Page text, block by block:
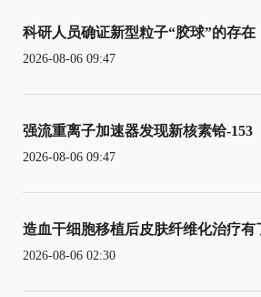
科研人员确证新型粒子“胶球”的存在
2026-08-06 09:47
强流重离子加速器发现新核素铪-153
2026-08-06 09:47
造血干细胞移植后皮肤纤维化治疗有
2026-08-06 02:30